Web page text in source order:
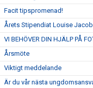
Facit tipspromenad!
Årets Stipendiat Louise
VI BEHÖVER DIN HJÄLP PÅ
Årsmöte
Viktigt meddelande
Är du vår nästa